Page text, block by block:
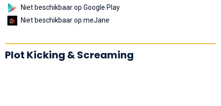
Niet beschikbaar op Google Play
Niet beschikbaar op meJane
Plot Kicking & Screaming